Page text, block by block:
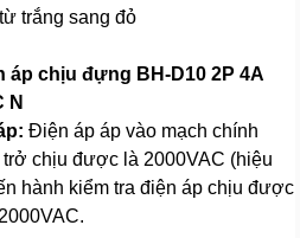
trắng sang đỏ
áp chịu đựng BH-D10 2P 4A
N
Điện áp áp vào mạch chính
chịu được là 2000VAC (hiệu
hành kiểm tra điện áp chịu được